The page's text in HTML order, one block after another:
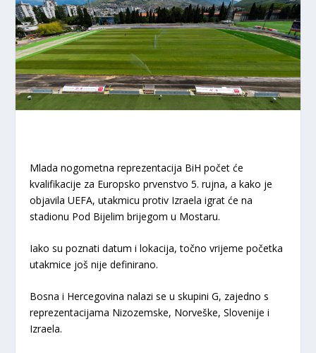
Mlada nogometna reprezentacija BiH počet će
kvalifikacije za Europsko prvenstvo 5. rujna, a kako je
objavila UEFA, utakmicu protiv Izraela igrat će na
stadionu Pod Bijelim brijegom u Mostaru.
Iako su poznati datum i lokacija, točno vrijeme početka
utakmice još nije definirano.
Bosna i Hercegovina nalazi se u skupini G, zajedno s
reprezentacijama Nizozemske, Norveške, Slovenije i
Izraela.